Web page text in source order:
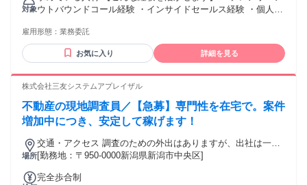
円×80時間 月額報酬136,000円 + インセンティブ
━━━━━━━━━━━━━━━━━━ ■月120時間稼働 時給
2,000円×120時間 月額報酬240,000円 + インセンティブ
2,500円×170時間 月額報酬425,000円 + インセンティブ
対象ウトバウンドコール経験 ・インサイドセールス経験 ・個人／
売経験 ・無形商材・サービス案内の経験 業界や扱っていた商
材は問いません。 営業・接客の実務経験1年前後を目安として
います。 【こんな方に向いています】 ・経験を活かして在宅
話を聞くことが得意な方 ・アポイント獲得・案内が得意な方
方 【特に歓迎する方】 ・個人向け（BtoC）または法人向け
（BtoB）のアウトバウンド営業経験がある方 ・架電数やアポ
フランチャイズなどのテーマに関心がある方 学歴・業界経験
は不問です！
雇用形態： 業務委託
お気に入り 詳細を見る
株式会社三友システムアプレイザル
不動産の現地調査員／【急募】専門性を在宅で。案件
増加中につき、安定して稼げます！
場所
交通・アクセス 調査のための外出はありますが、出社は一切
ありません。
[勤務地：〒950-0000新潟県新潟市中央区]
完全歩合制